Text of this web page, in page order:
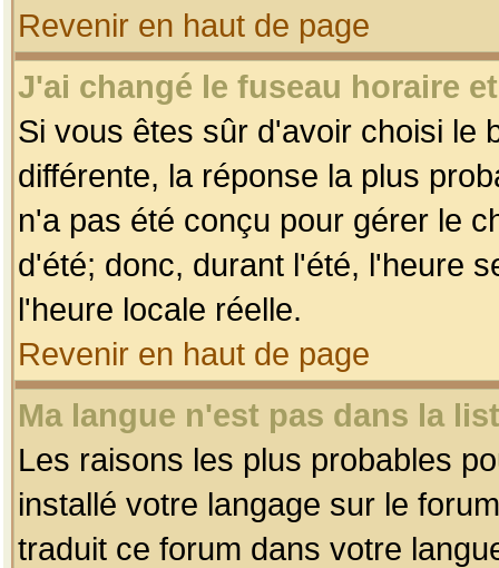
Revenir en haut de page
J'ai changé le fuseau horaire
Si vous êtes sûr d'avoir choisi le
différente, la réponse la plus
n'a pas été conçu pour gérer le
d'été; donc, durant l'été, l'heure
l'heure locale réelle.
Revenir en haut de page
Ma langue n'est pas dans la
Les raisons les plus probables
installé votre langage sur le
traduit ce forum dans votre